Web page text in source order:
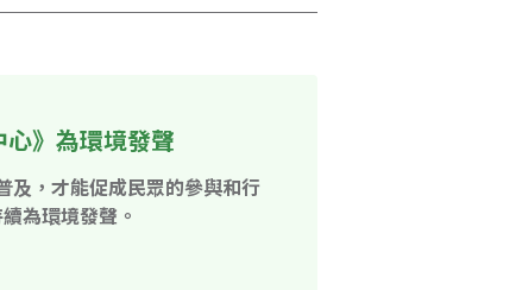
》為環境發聲
及，才能促成民眾的參與和行
為環境發聲。